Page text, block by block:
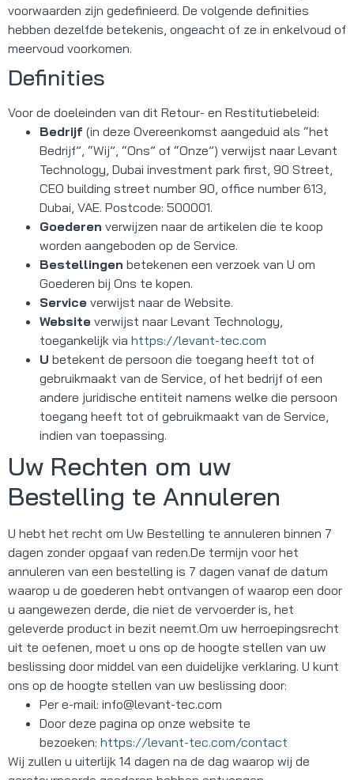
voorwaarden zijn gedefinieerd. De volgende definities
hebben dezelfde betekenis, ongeacht of ze in enkelvoud of
meervoud voorkomen.
Definities
Voor de doeleinden van dit Retour- en Restitutiebeleid:
Bedrijf (in deze Overeenkomst aangeduid als “het
Bedrijf”, “Wij”, “Ons” of “Onze”) verwijst naar Levant
Technology, Dubai investment park first, 90 Street,
CEO building street number 90, office number 613,
Dubai, VAE. Postcode: 500001.
Goederen verwijzen naar de artikelen die te koop
worden aangeboden op de Service.
Bestellingen betekenen een verzoek van U om
Goederen bij Ons te kopen.
Service verwijst naar de Website.
Website verwijst naar Levant Technology,
toegankelijk via https://levant-tec.com
U betekent de persoon die toegang heeft tot of
gebruikmaakt van de Service, of het bedrijf of een
andere juridische entiteit namens welke die persoon
toegang heeft tot of gebruikmaakt van de Service,
indien van toepassing.
Uw Rechten om uw
Bestelling te Annuleren
U hebt het recht om Uw Bestelling te annuleren binnen 7
dagen zonder opgaaf van reden.De termijn voor het
annuleren van een bestelling is 7 dagen vanaf de datum
waarop u de goederen hebt ontvangen of waarop een door
u aangewezen derde, die niet de vervoerder is, het
geleverde product in bezit neemt.Om uw herroepingsrecht
uit te oefenen, moet u ons op de hoogte stellen van uw
beslissing door middel van een duidelijke verklaring. U kunt
ons op de hoogte stellen van uw beslissing door:
Per e-mail: info@levant-tec.com
Door deze pagina op onze website te
bezoeken: https://levant-tec.com/contact
Wij zullen u uiterlijk 14 dagen na de dag waarop wij de